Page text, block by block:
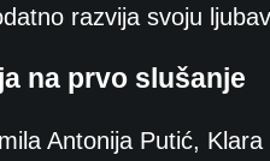
razvija svoju
na prvo slušanje
Antonija Putić,